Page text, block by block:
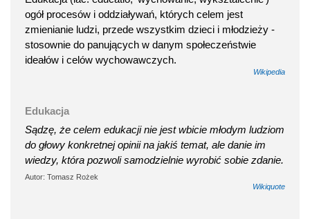
ogół procesów i oddziaływań, których celem jest
zmienianie ludzi, przede wszystkim dzieci i młodzieży -
stosownie do panujących w danym społeczeństwie
ideałów i celów wychowawczych.
Wikipedia
Edukacja
Sądzę, że celem edukacji nie jest wbicie młodym ludziom
do głowy konkretnej opinii na jakiś temat, ale danie im
wiedzy, która pozwoli samodzielnie wyrobić sobie zdanie.
Autor: Tomasz Rożek
Wikiquote